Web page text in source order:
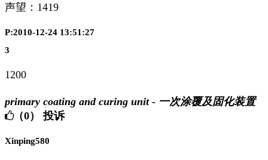
声望： 1419
P:2010-12-24 13:51:27
3
1200
primary coating and curing unit - 一次涂覆及固化装置
（0）
投诉
Xinping580